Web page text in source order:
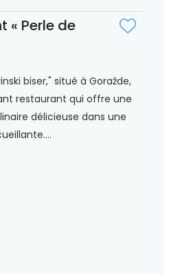
« Perle de
biser," situé à Goražde,
restaurant qui offre une
délicieuse dans une